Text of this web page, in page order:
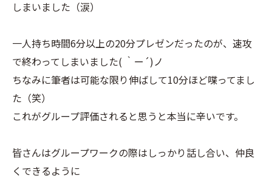
しまいました（涙）
一人持ち時間6分以上の20分プレゼンだったのが、速攻
で終わってしまいました( ｀ー´)ノ
ちなみに筆者は可能な限り伸ばして10分ほど喋ってまし
た（笑）
これがグループ評価されると思うと本当に辛いです。
皆さんはグループワークの際はしっかり話し合い、仲良
くできるように